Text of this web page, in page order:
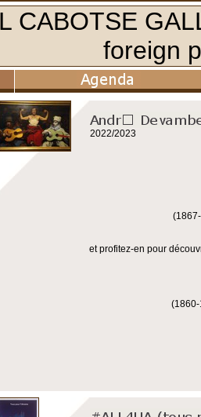
2022/2023
et profitez-en pour